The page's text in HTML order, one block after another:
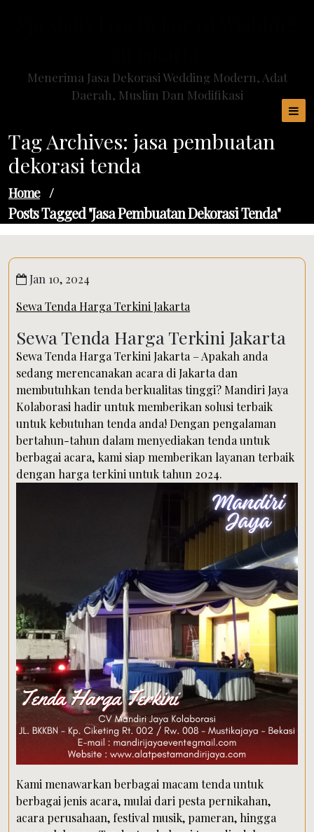
Menerima Jasa Dekorasi Wedding Modern, Adat
Daerah, Muslim Dan Modifikasi
Tag Archives: jasa pembuatan
dekorasi tenda
Home /
Posts Tagged "jasa Pembuatan Dekorasi Tenda"
Jan 10, 2024
Sewa Tenda Harga Terkini Jakarta
Sewa Tenda Harga Terkini Jakarta
Sewa Tenda Harga Terkini Jakarta – Apakah anda
sedang merencanakan acara di Jakarta dan
membutuhkan tenda berkualitas tinggi? Mandiri Jaya
Kolaborasi hadir untuk memberikan solusi terbaik
untuk kebutuhan tenda anda! Dengan pengalaman
bertahun-tahun dalam menyediakan tenda untuk
berbagai acara, kami siap memberikan layanan terbaik
dengan harga terkini untuk tahun 2024.
Kami menawarkan berbagai macam tenda untuk
berbagai jenis acara, mulai dari pesta pernikahan,
acara perusahaan, festival musik, pameran, hingga